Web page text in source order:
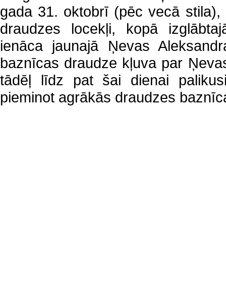
gada 31. oktobrī (pēc vecā stila),
draudzes locekļi, kopā
ienāca jaunajā Ņevas
baznīcas draudze kļuva par
tādēļ līdz pat šai dienai
pieminot agrākās draudzes